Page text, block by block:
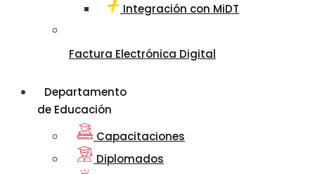
Integración con MiDT
Factura Electrónica Digital
Departamento
de Educación
Capacitaciones
Diplomados